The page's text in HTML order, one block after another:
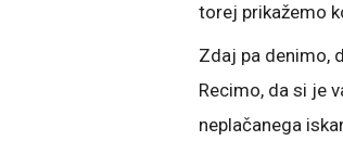
torej prikažemo
Zdaj pa denimo,
Recimo, da si je
neplačanega